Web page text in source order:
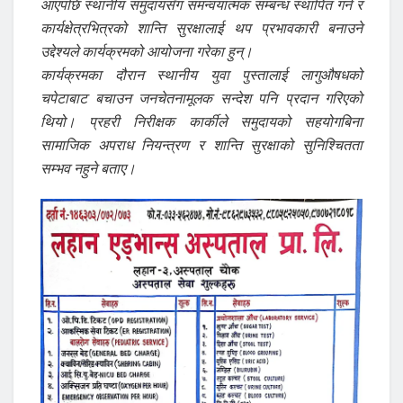
आएपछि स्थानीय समुदायसँग समन्वयात्मक सम्बन्ध स्थापित गर्न र
कार्यक्षेत्रभित्रको शान्ति सुरक्षालाई थप प्रभावकारी बनाउने
उद्देश्यले कार्यक्रमको आयोजना गरेका हुन्।
कार्यक्रमका दौरान स्थानीय युवा पुस्तालाई लागुऔषधको
चपेटाबाट बचाउन जनचेतनामूलक सन्देश पनि प्रदान गरिएको
थियो। प्रहरी निरीक्षक कार्कीले समुदायको सहयोगबिना
सामाजिक अपराध नियन्त्रण र शान्ति सुरक्षाको सुनिश्चितता
सम्भव नहुने बताए।